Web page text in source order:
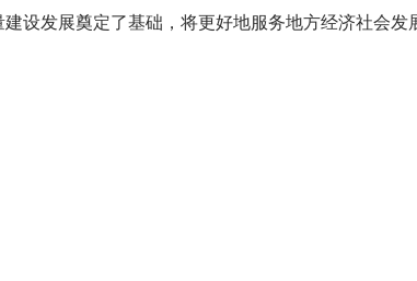
建设发展奠定了基础，将更好地服务地方经济社会发